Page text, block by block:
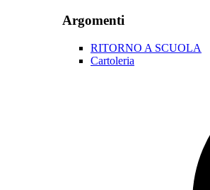
Argomenti
RITORNO A SCUOLA
Cartoleria